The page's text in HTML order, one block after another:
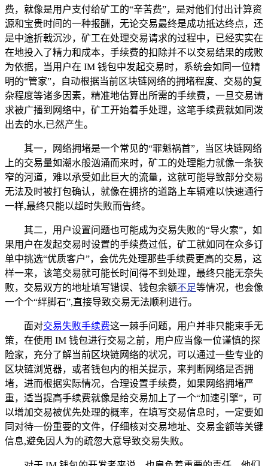
费，就像是用户支付给矿工的“辛苦费”，是对他们付出计算资
源和宝贵时间的一种报酬，无论交易最终是成功抵达终点，还
是中途折戟沉沙，矿工在处理交易请求的过程中，已经实实在
在地投入了精力和成本，手续费的扣除并不以交易结果的成败
为依据，当用户在 IM 钱包中发起交易时，系统会如同一位精
明的“管家”，自动根据当前区块链网络的拥堵程度、交易的复
杂程度等诸多因素，精准地估算出所需的手续费，一旦交易请
求被广播到网络中，矿工开始着手处理，这笔手续费就如同泼
出去的水,已然产生。
其一，网络拥堵是一个常见的“罪魁祸首”，当区块链网络
上的交易量如潮水般汹涌而来时，矿工的处理能力就像一条狭
窄的河道，难以承受如此巨大的流量，这就可能导致部分交易
无法及时被打包确认，就像在拥挤的道路上车辆难以快速通行
一样,最终只能以超时失败而告终。
其二，用户设置问题也可能成为交易失败的“导火索”，如
果用户在发起交易时设置的手续费过低，矿工就如同在众多订
单中挑选“优质客户”，会优先处理那些手续费更高的交易，这
样一来，该笔交易就可能长时间得不到处理，最终只能无奈失
败，交易双方的地址填写错误、钱包余额不足等情况，也会像
一个个“绊脚石”,直接导致交易无法顺利进行。
面对交易失败手续费这一棘手问题，用户并非只能束手无
策，在使用 IM 钱包进行交易之前，用户应当像一位谨慎的探
险家，充分了解当前区块链网络的状况，可以通过一些专业的
区块链浏览器，或者钱包内的相关提示，来判断网络是否拥
堵，进而根据实际情况，合理设置手续费，如果网络拥堵严
重，适当提高手续费就像是给交易加上了一个“加速引擎”，可
以增加交易被优先处理的概率，在填写交易信息时，一定要如
同对待一份重要的文件，仔细核对交易地址、交易金额等关键
信息,避免因人为的疏忽大意导致交易失败。